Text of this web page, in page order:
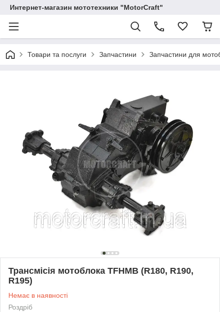
Интернет-магазин мототехники "MotorCraft"
Товари та послуги Запчастини Запчастини для
Трансмісія мотоблока TFHMB (R180, R190,
R195)
Немає в наявності
Роздріб